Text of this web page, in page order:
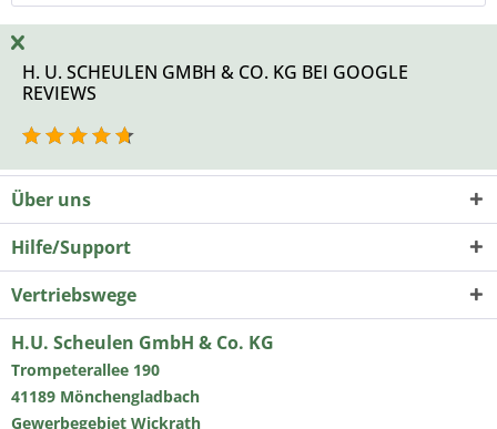
H. U. SCHEULEN GMBH & CO. KG BEI GOOGLE
REVIEWS
Über uns
Hilfe/Support
Vertriebswege
H.U. Scheulen GmbH & Co. KG
Trompeterallee 190
41189 Mönchengladbach
Gewerbegebiet Wickrath